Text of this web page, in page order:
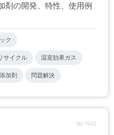
剤の開発、特性、使用例
ク
サイクル 温室効果ガス
添加剤 問題解決
No.1962